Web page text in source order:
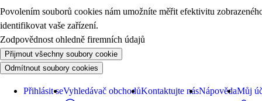
Povolením souborů cookies nám umožníte měřit efektivitu
identifikovat vaše zařízení.
Zodpovědnost ohledně firemních údajů
Přijmout všechny soubory cookie
Odmítnout soubory cookies
Přihlásit seVyhledávač obchodůKontaktujte násNápovědaMůj